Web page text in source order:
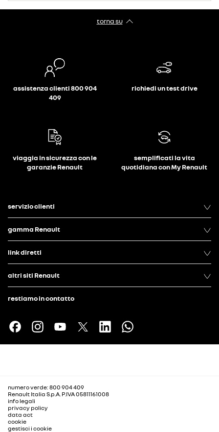
torna su
assistenza clienti 800 904
409
richiedi un test drive
viaggia in sicurezza con le
garanzie Renault
semplificati la vita
quotidiana con My Renault
servizio clienti
gamma Renault
link diretti
altri siti Renault
restiamo in contatto
numero verde: 800 904 409
Renault Italia S.p.A. P.IVA 05811161008
info legali
privacy policy
data act
cookie
gestisci i cookie